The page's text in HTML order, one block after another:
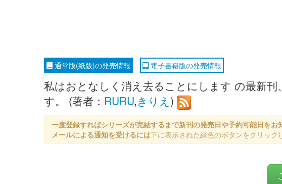
通常版(紙版)の発売情報 電子書籍版の発売情報
私はおとなしく消え去ることにします の最新
す。 (著者： RURU,きりえ )
一度登録すればシリーズが完結するまで新刊の発売日や予約可能日をお
メールによる通知を受けるには下に表示された緑色のボタンをクリック